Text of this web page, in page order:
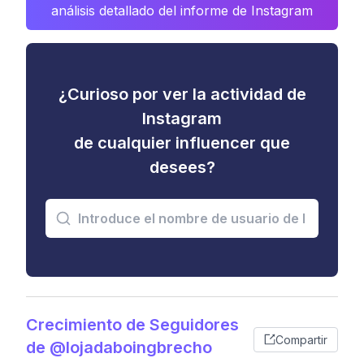
análisis detallado del informe de Instagram
¿Curioso por ver la actividad de
Instagram
de cualquier influencer que
desees?
Crecimiento de Seguidores
de @lojadaboingbrecho
Compartir